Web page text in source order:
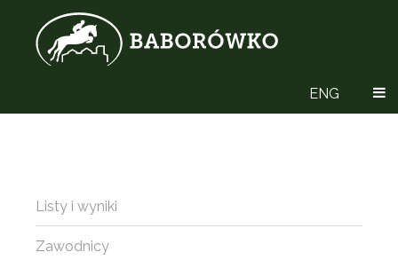
ENG
Listy i wyniki
Zawodnicy